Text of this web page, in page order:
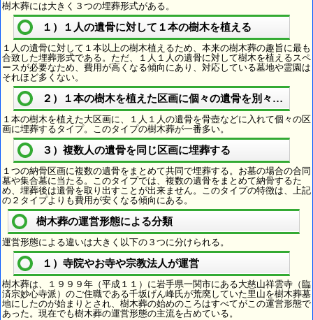
樹木葬には大きく３つの埋葬形式がある。
１）１人の遺骨に対して１本の樹木を植える
１人の遺骨に対して１本以上の樹木植えるため、本来の樹木葬の趣旨に最も
合致した埋葬形式である。ただ、１人１人の遺骨に対して樹木を植えるスペ
ースが必要なため、費用が高くなる傾向にあり、対応している墓地や霊園は
それほど多くない。
２）１本の樹木を植えた区画に個々の遺骨を別々に埋葬
１本の樹木を植えた大区画に、１人１人の遺骨を骨壺などに入れて個々の区
画に埋葬するタイプ。このタイプの樹木葬が一番多い。
３）複数人の遺骨を同じ区画に埋葬する
１つの納骨区画に複数の遺骨をまとめて共同で埋葬する。お墓の場合の合同
墓や集合墓に当たる。このタイプでは、複数の遺骨をまとめて納骨するた
め、埋葬後は遺骨を取り出すことが出来ません。このタイプの特徴は、上記
の２タイプよりも費用が安くなる傾向にある。
樹木葬の運営形態による分類
運営形態による違いは大きく以下の３つに分けられる。
１）寺院やお寺や宗教法人が運営
樹木葬は、１９９９年（平成１１）に岩手県一関市にある大慈山祥雲寺（臨
済宗妙心寺派）のご住職である千坂げん峰氏が荒廃していた里山を樹木葬墓
地にしたのが始まりとされ、樹木葬の始めのころはすべてがこの運営形態で
あった。現在でも樹木葬の運営形態の主流を占めている。